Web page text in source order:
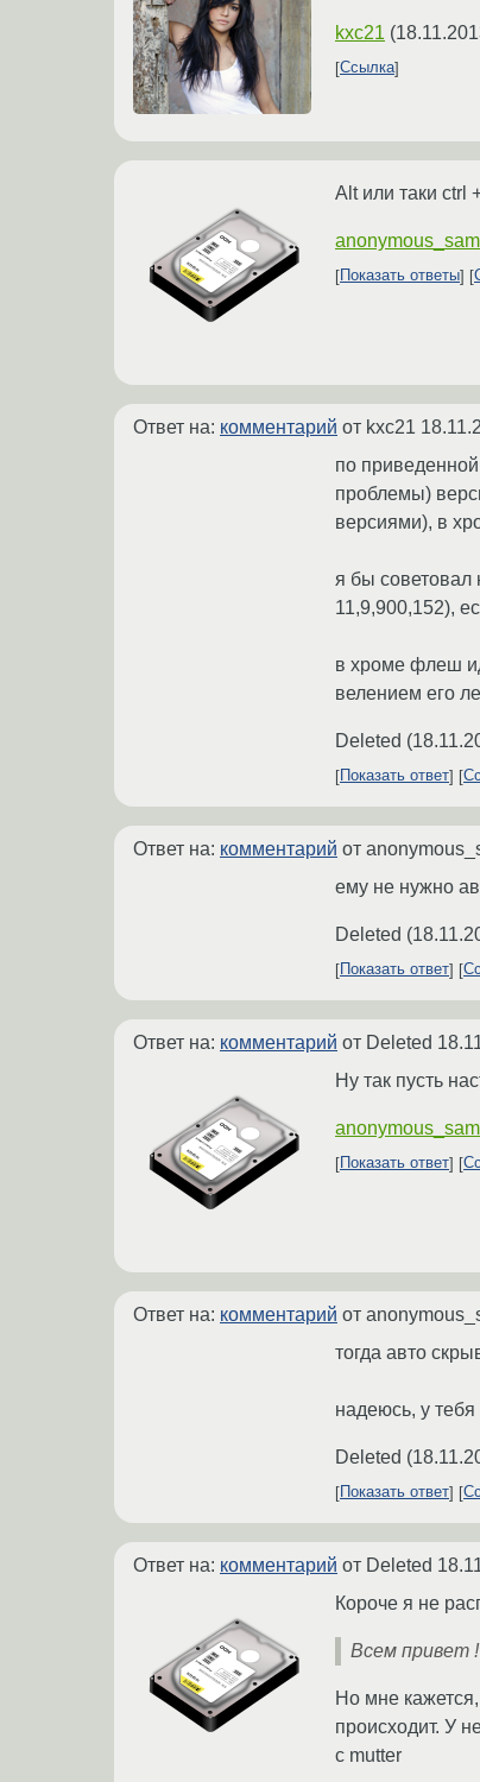
kxc21 (
Ссылка
Alt или таки ctrl
Показать ответы
Ответ на: комментарий от kxc21
по
проблемы)
версиями), в
я бы советовал
11,9,900,152),
в хроме флеш
велением его
Deleted (
Показать ответ
Ответ на: комментарий от
ему не нужно
Deleted (
Показать ответ
Ответ на: комментарий от Deleted
Ну так пусть
Показать ответ
Ответ на: комментарий от
тогда авто
надеюсь, у
Deleted (
Показать ответ
Ответ на: комментарий от Deleted
Короче я не
Всем привет
Но мне
происходит. У
c mutter